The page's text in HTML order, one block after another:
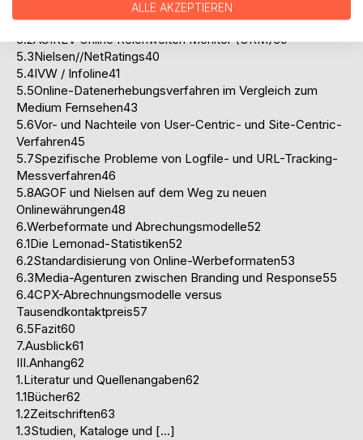
5.1@facts Monatsauswertungen38
5.2AGIREV Online Reichweiten Monitor (ORM)39
5.3Nielsen//NetRatings40
5.4IVW / Infoline41
5.5Online-Datenerhebungsverfahren im Vergleich zum
Medium Fernsehen43
5.6Vor- und Nachteile von User-Centric- und Site-Centric-
Verfahren45
5.7Spezifische Probleme von Logfile- und URL-Tracking-
Messverfahren46
5.8AGOF und Nielsen auf dem Weg zu neuen
Onlinewährungen48
6.Werbeformate und Abrechungsmodelle52
6.1Die Lemonad-Statistiken52
6.2Standardisierung von Online-Werbeformaten53
6.3Media-Agenturen zwischen Branding und Response55
6.4CPX-Abrechnungsmodelle versus
Tausendkontaktpreis57
6.5Fazit60
7.Ausblick61
III.Anhang62
1.Literatur und Quellenangaben62
1.1Bücher62
1.2Zeitschriften63
1.3Studien, Kataloge und […]
ALLE AKZEPTIEREN